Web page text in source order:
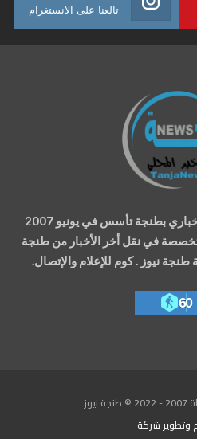
تالعنا على الانستغرام
بطنجة تأسس في يونيو 2007
في نقل أخر الأخبار من طنجة
نيوز . كوم للإعلام والإتصال.
60
وتطوير شركة